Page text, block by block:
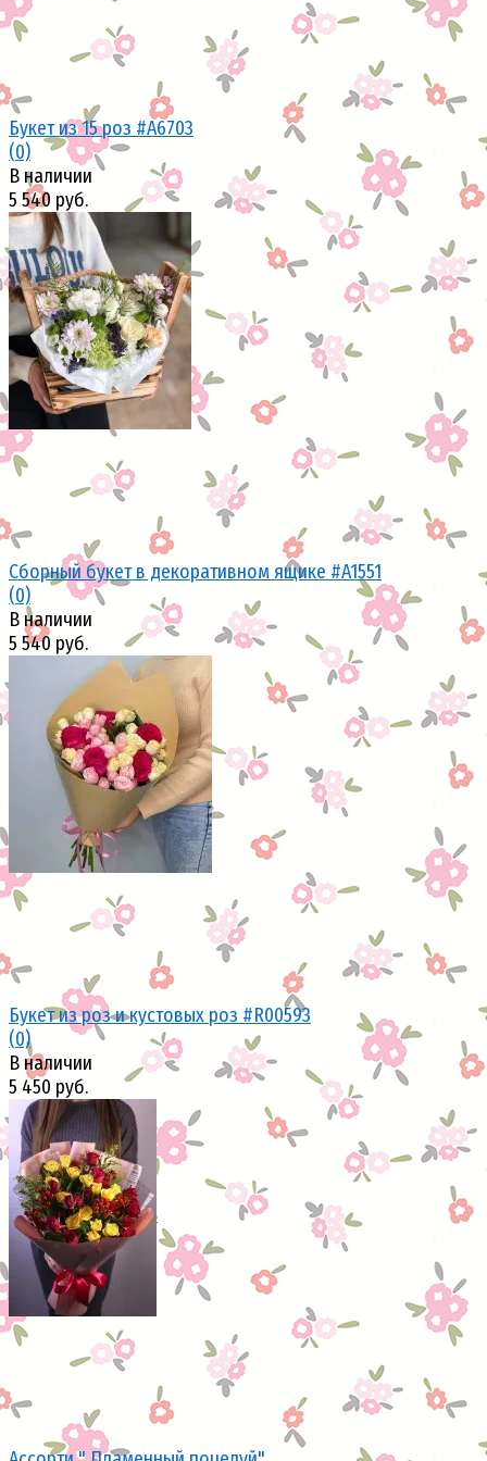
избранное сравнить
Букет из 15 роз #А6703
(0)
В наличии
5 540 руб.
избранное сравнить
Сборный букет в декоративном ящике #A1551
(0)
В наличии
5 540 руб.
избранное сравнить
Букет из роз и кустовых роз #R00593
(0)
В наличии
5 450 руб.